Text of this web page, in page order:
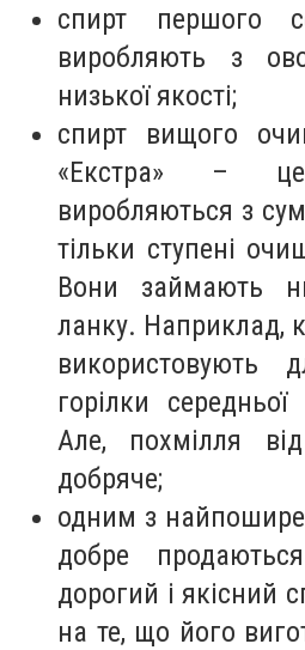
спирт першого
виробляють з
низької якості;
спирт вищого
«Екстра» –
виробляються з
тільки ступені
Вони займають
ланку. Наприклад,
використовують
горілки середньої
Але, похмілля
добряче;
одним з
добре
дорогий і якісний
на те, що його